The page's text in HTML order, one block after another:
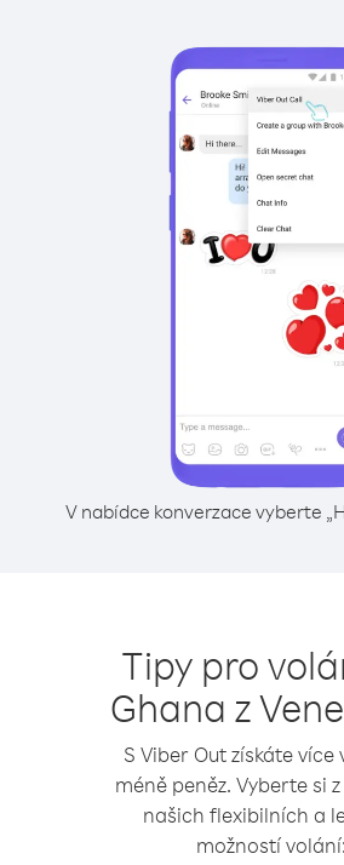
V nabídce konverzace vyberte
Tipy pro
Ghana z
S Viber Out získáte více
méně peněz. Vyberte si
našich flexibilních a
možností volání: